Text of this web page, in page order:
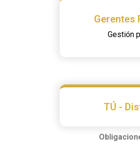
Gerentes
Gestión
TÚ -